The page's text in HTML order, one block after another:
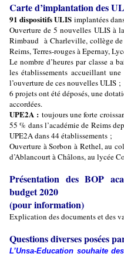
Carte d’implantation des
91 dispositifs ULIS implantées
Ouverture de 5 nouvelles ULIS à
Rimbaud à Charleville, collège de
Reims, Terres-rouges à Epernay,
Le nombre d’heures par classe a
les établissements accueillant
l’ouverture de ces nouvelles ULIS ;
6 projets ont été déposés, une
accordées.
UPE2A : toujours une forte
55 % dans l’académie de Reims
UPE2A dans 44 établissements ;
Ouverture à Sorbon à Rethel, au
d’Ablancourt à Châlons, au lycée
Présentation des BOP
budget 2020
(pour information)
Explication des documents et des
Questions diverses posées
L’Unsa-Education souhaite